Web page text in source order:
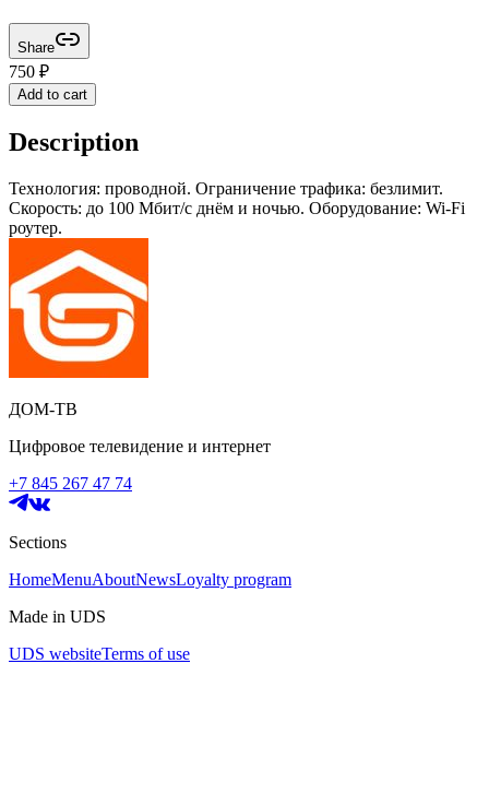
Share
750 ₽
Add to cart
Description
Технология: проводной. Ограничение трафика: безлимит.
Скорость: до 100 Мбит/с днём и ночью. Оборудование: Wi-Fi
роутер.
ДОМ-ТВ
Цифровое телевидение и интернет
+7 845 267 47 74
Sections
HomeMenuAboutNewsLoyalty program
Made in UDS
UDS websiteTerms of use